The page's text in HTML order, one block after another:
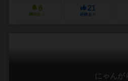
6
興味あり
21
経験あり
にゃんが